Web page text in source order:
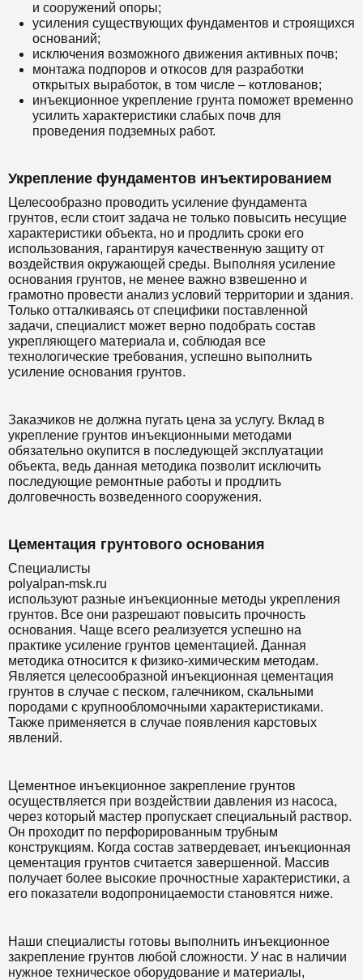
и сооружений опоры;
усиления существующих фундаментов и строящихся
оснований;
исключения возможного движения активных почв;
монтажа подпоров и откосов для разработки
открытых выработок, в том числе – котлованов;
инъекционное укрепление грунта поможет временно
усилить характеристики слабых почв для
проведения подземных работ.
Укрепление фундаментов инъектированием
Целесообразно проводить усиление фундамента
грунтов, если стоит задача не только повысить несущие
характеристики объекта, но и продлить сроки его
использования, гарантируя качественную защиту от
воздействия окружающей среды. Выполняя усиление
основания грунтов, не менее важно взвешенно и
грамотно провести анализ условий территории и здания.
Только отталкиваясь от специфики поставленной
задачи, специалист может верно подобрать состав
укрепляющего материала и, соблюдая все
технологические требования, успешно выполнить
усиление основания грунтов.
Заказчиков не должна пугать цена за услугу. Вклад в
укрепление грунтов инъекционными методами
обязательно окупится в последующей эксплуатации
объекта, ведь данная методика позволит исключить
последующие ремонтные работы и продлить
долговечность возведенного сооружения.
Цементация грунтового основания
Специалисты
polyalpan-msk.ru
используют разные инъекционные методы укрепления
грунтов. Все они разрешают повысить прочность
основания. Чаще всего реализуется успешно на
практике усиление грунтов цементацией. Данная
методика относится к физико-химическим методам.
Является целесообразной инъекционная цементация
грунтов в случае с песком, галечником, скальными
породами с крупнообломочными характеристиками.
Также применяется в случае появления карстовых
явлений.
Цементное инъекционное закрепление грунтов
осуществляется при воздействии давления из насоса,
через который мастер пропускает специальный раствор.
Он проходит по перфорированным трубным
конструкциям. Когда состав затвердевает, инъекционная
цементация грунтов считается завершенной. Массив
получает более высокие прочностные характеристики, а
его показатели водопроницаемости становятся ниже.
Наши специалисты готовы выполнить инъекционное
закрепление грунтов любой сложности. У нас в наличии
нужное техническое оборудование и материалы,